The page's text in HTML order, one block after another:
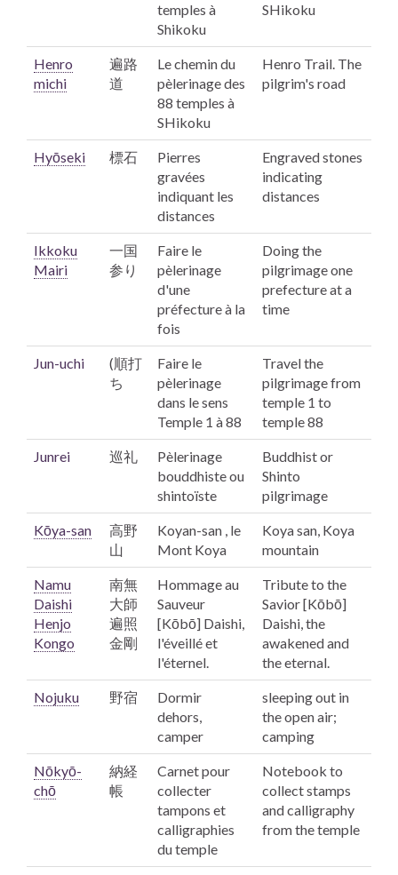
temples à
Shikoku
SHikoku
Henro
michi
遍路
道
Le chemin du
pèlerinage des
88 temples à
SHikoku
Henro Trail. The
pilgrim's road
Hyōseki 標石
Pierres
gravées
indiquant les
distances
Engraved stones
indicating
distances
Ikkoku
Mairi
一国
参り
Faire le
pèlerinage
d'une
préfecture à la
fois
Doing the
pilgrimage one
prefecture at a
time
Jun-uchi
(順打
ち
Faire le
pèlerinage
dans le sens
Temple 1 à 88
Travel the
pilgrimage from
temple 1 to
temple 88
Junrei 巡礼
Pèlerinage
bouddhiste ou
shintoïste
Buddhist or
Shinto
pilgrimage
Kōya-san
高野
山
Koyan-san , le
Mont Koya
Koya san, Koya
mountain
Namu
Daishi
Henjo
Kongo
南無
大師
遍照
金剛
Hommage au
Sauveur
[Kōbō] Daishi,
l'éveillé et
l'éternel.
Tribute to the
Savior [Kōbō]
Daishi,the
awakened and
the eternal.
Nojuku 野宿
Dormir
dehors,
camper
sleeping out in
the open air;
camping
Nōkyō-
chō
納経
帳
Carnet pour
collecter
tampons et
calligraphies
du temple
Notebook to
collect stamps
and calligraphy
from the temple